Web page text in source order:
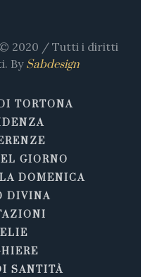
© 2020 / Tutti i diritti
By Sabdesign
TORTONA
GIORNO
DOMENICA
DIVINA
SANTITÀ